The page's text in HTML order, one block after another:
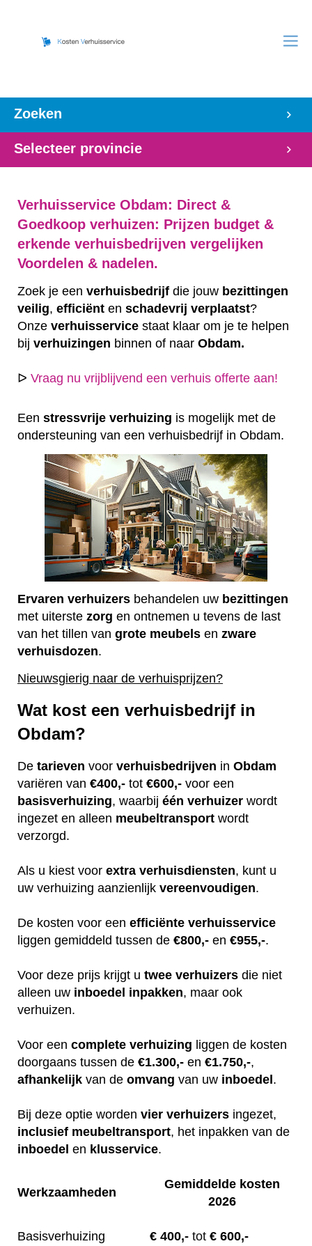
Zoeken
Selecteer provincie
Verhuisservice Obdam: Direct &
Goedkoop verhuizen: Prijzen budget &
erkende verhuisbedrijven vergelijken
Voordelen & nadelen.
Zoek je een verhuisbedrijf die jouw bezittingen
veilig, efficiënt en schadevrij verplaatst?
Onze verhuisservice staat klaar om je te helpen
bij verhuizingen binnen of naar Obdam.
ᐅ Vraag nu vrijblijvend een verhuis offerte aan!
Een stressvrije verhuizing is mogelijk met de
ondersteuning van een verhuisbedrijf in Obdam.
Ervaren verhuizers behandelen uw bezittingen
met uiterste zorg en ontnemen u tevens de last
van het tillen van grote meubels en zware
verhuisdozen.
Nieuwsgierig naar de verhuisprijzen?
Wat kost een verhuisbedrijf in
Obdam?
De tarieven voor verhuisbedrijven in Obdam
variëren van €400,- tot €600,- voor een
basisverhuizing, waarbij één verhuizer wordt
ingezet en alleen meubeltransport wordt
verzorgd.
Als u kiest voor extra verhuisdiensten, kunt u
uw verhuizing aanzienlijk vereenvoudigen.
De kosten voor een efficiënte verhuisservice
liggen gemiddeld tussen de €800,- en €955,-.
Voor deze prijs krijgt u twee verhuizers die niet
alleen uw inboedel inpakken, maar ook
verhuizen.
Voor een complete verhuizing liggen de kosten
doorgaans tussen de €1.300,- en €1.750,-,
afhankelijk van de omvang van uw inboedel .
Bij deze optie worden vier verhuizers ingezet,
inclusief meubeltransport, het inpakken van de
inboedel en klusservice.
Werkzaamheden
Gemiddelde kosten
2026
Basisverhuizing € 400,- tot € 600,-